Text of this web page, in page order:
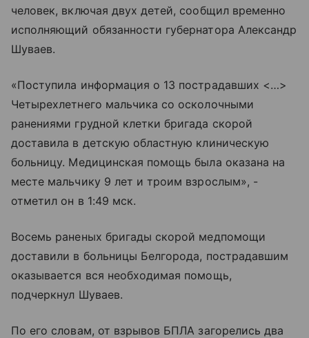
человек, включая двух детей, сообщил временно
исполняющий обязанности губернатора Александр
Шуваев.
«Поступила информация о 13 пострадавших <…>
Четырехлетнего мальчика со осколочными
ранениями грудной клетки бригада скорой
доставила в детскую областную клиническую
больницу. Медицинская помощь была оказана на
месте мальчику 9 лет и троим взрослым», -
отметил он в 1:49 мск.
Восемь раненых бригады скорой медпомощи
доставили в больницы Белгорода, пострадавшим
оказывается вся необходимая помощь,
подчеркнул Шуваев.
По его словам, от взрывов БПЛА загорелись два